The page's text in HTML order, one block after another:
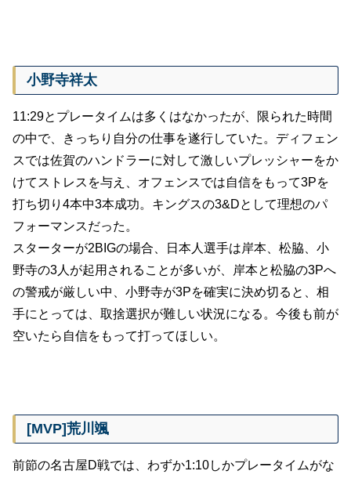
小野寺祥太
11:29とプレータイムは多くはなかったが、限られた時間
の中で、きっちり自分の仕事を遂行していた。ディフェン
スでは佐賀のハンドラーに対して激しいプレッシャーをか
けてストレスを与え、オフェンスでは自信をもって3Pを
打ち切り4本中3本成功。キングスの3&Dとして理想のパ
フォーマンスだった。
スターターが2BIGの場合、日本人選手は岸本、松脇、小
野寺の3人が起用されることが多いが、岸本と松脇の3Pへ
の警戒が厳しい中、小野寺が3Pを確実に決め切ると、相
手にとっては、取捨選択が難しい状況になる。今後も前が
空いたら自信をもって打ってほしい。
[MVP]荒川颯
前節の名古屋D戦では、わずか1:10しかプレータイムがな